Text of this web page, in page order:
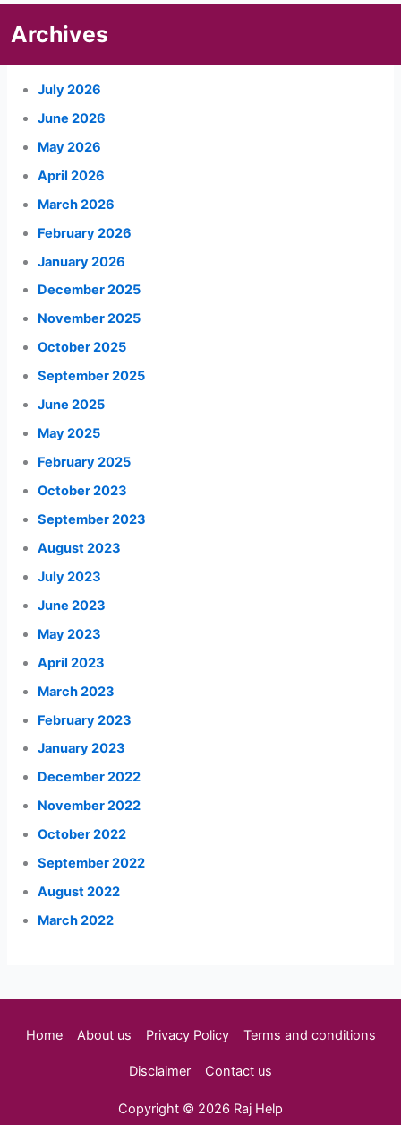
Archives
July 2026
June 2026
May 2026
April 2026
March 2026
February 2026
January 2026
December 2025
November 2025
October 2025
September 2025
June 2025
May 2025
February 2025
October 2023
September 2023
August 2023
July 2023
June 2023
May 2023
April 2023
March 2023
February 2023
January 2023
December 2022
November 2022
October 2022
September 2022
August 2022
March 2022
Home About us Privacy Policy Terms and conditions
Disclaimer Contact us
Copyright © 2026 Raj Help